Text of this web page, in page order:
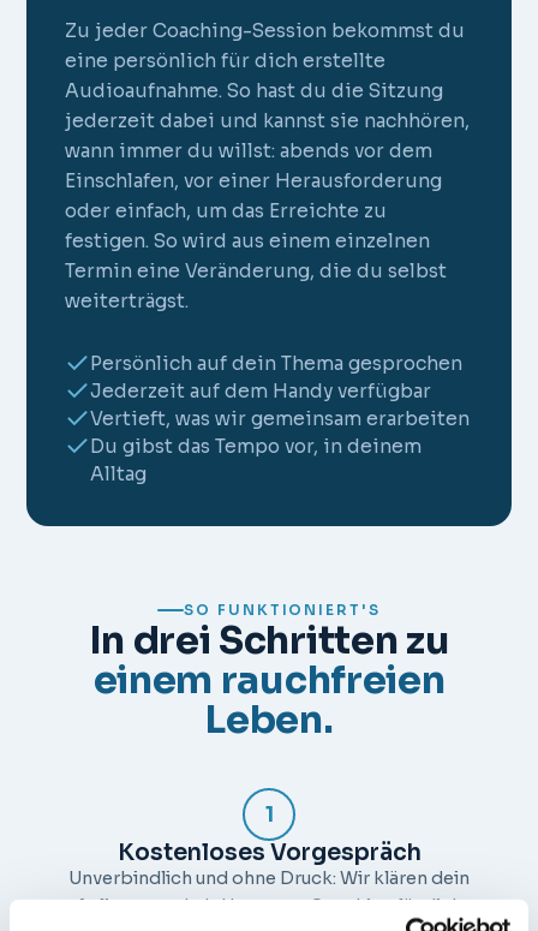
Zu jeder Coaching-Session bekommst du
eine persönlich für dich erstellte
Audioaufnahme. So hast du die Sitzung
jederzeit dabei und kannst sie nachhören,
wann immer du willst: abends vor dem
Einschlafen, vor einer Herausforderung
oder einfach, um das Erreichte zu
festigen. So wird aus einem einzelnen
Termin eine Veränderung, die du selbst
weiterträgst.
Persönlich auf dein Thema gesprochen
Jederzeit auf dem Handy verfügbar
Vertieft, was wir gemeinsam erarbeiten
Du gibst das Tempo vor, in deinem
Alltag
SO FUNKTIONIERT'S
In drei Schritten zu
einem rauchfreien
Leben.
1
Kostenloses Vorgespräch
Unverbindlich und ohne Druck: Wir klären dein
Anliegen und ob Hypnose-Coaching für dich